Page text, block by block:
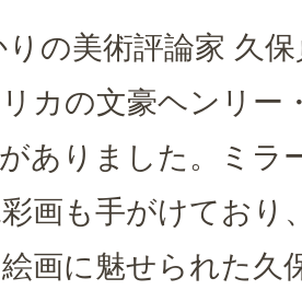
の美術評論家 久
カの文豪ヘンリー
ありました。ミラ
画も手がけており
画に魅せられた久